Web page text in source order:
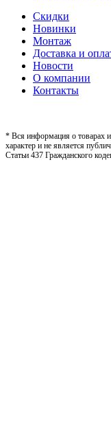
Скидки
Новинки
Монтаж
Доставка и
Новости
О компании
Контакты
* Вся информация о товарах
характер и не является
Статьи 437 Гражданского